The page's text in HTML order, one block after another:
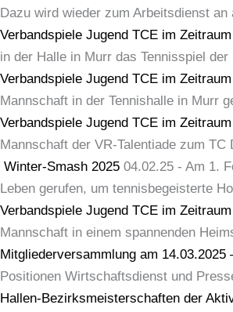
Dazu wird wieder zum Arbeitsdienst
Verbandspiele Jugend TCE im
in der Halle in Murr das Tennisspiel
Verbandspiele Jugend TCE im
Mannschaft in der Tennishalle in Murr
Verbandspiele Jugend TCE im
Mannschaft der VR-Talentiade zum
Winter-Smash 2025 04.02.25 - Am 1.
Leben gerufen, um tennisbegeisterte
Verbandspiele Jugend TCE im
Mannschaft in einem spannenden
Mitgliederversammlung am 14.03.2025
Positionen Wirtschaftsdienst und
Hallen-Bezirksmeisterschaften der